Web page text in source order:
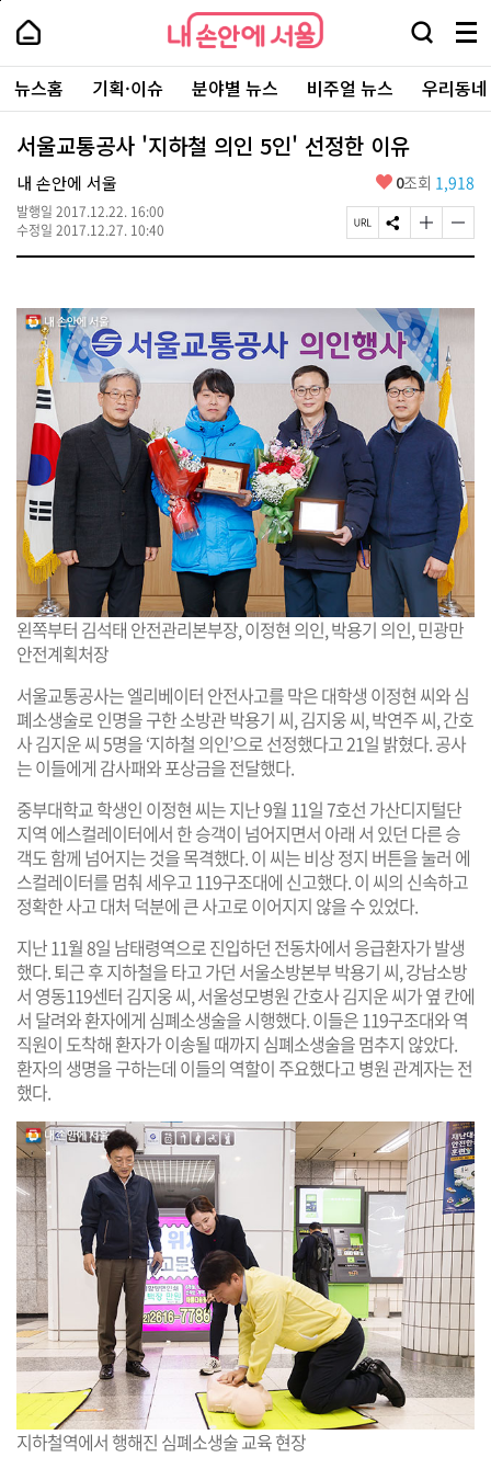
본
로
가
내
손
안
에
서
울
-
서
울
시
대
표
소
털
내
손
에
울
검
창
열
기
메
뉴
전
체
보
주
요
서
뉴스홈 기획·이슈 분야별 뉴스 비주얼 뉴스 우리동
서울교통공사 '지하철 의인 5인' 선정한 이유
내 손안에 서울
발행일 2017.12.22. 16:00
수정일 2017.12.27. 10:40
좋
요
0조회 1,918
페
이
R
L
복
사
S
N
유
하
기
글
자
크
게
변
경
하
기
글
자
작
게
왼쪽부터 김석태 안전관리본부장, 이정현 의인, 박용기 의인, 민광만
안전계획처장
서울교통공사는 엘리베이터 안전사고를 막은 대학생 이정현 씨와 심
폐소생술로 인명을 구한 소방관 박용기 씨, 김지웅 씨, 박연주 씨, 간호
사 김지운 씨 5명을 ‘지하철 의인’으로 선정했다고 21일 밝혔다. 공사
는 이들에게 감사패와 포상금을 전달했다.
중부대학교 학생인 이정현 씨는 지난 9월 11일 7호선 가산디지털단
지역 에스컬레이터에서 한 승객이 넘어지면서 아래 서 있던 다른 승
객도 함께 넘어지는 것을 목격했다. 이 씨는 비상 정지 버튼을 눌러 에
스컬레이터를 멈춰 세우고 119구조대에 신고했다. 이 씨의 신속하고
정확한 사고 대처 덕분에 큰 사고로 이어지지 않을 수 있었다.
지난 11월 8일 남태령역으로 진입하던 전동차에서 응급환자가 발생
했다. 퇴근 후 지하철을 타고 가던 서울소방본부 박용기 씨, 강남소방
서 영동119센터 김지웅 씨, 서울성모병원 간호사 김지운 씨가 옆 칸에
서 달려와 환자에게 심폐소생술을 시행했다. 이들은 119구조대와 역
직원이 도착해 환자가 이송될 때까지 심폐소생술을 멈추지 않았다.
환자의 생명을 구하는데 이들의 역할이 주요했다고 병원 관계자는 전
했다.
지하철역에서 행해진 심폐소생술 교육 현장
페
상
단
로